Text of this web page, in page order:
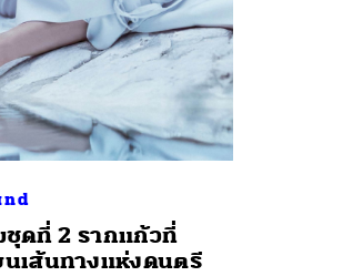
ชุดที่ 2 รากแก้วที่
เส้นทางแห่งดนตรี